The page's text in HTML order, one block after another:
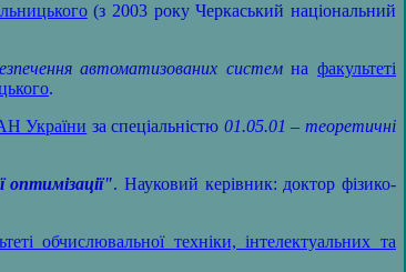
(з 2003 року Черкаський національний
автоматизованих системнафакультеті
.
України за спеціальністю 01.05.01 – теоретичні
. Науковий керівник: доктор фізико-
обчислювальної техніки, інтелектуальних та